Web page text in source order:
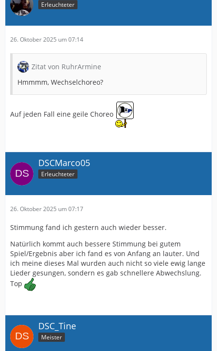
Erleuchteter
26. Oktober 2025 um 07:14
Zitat von RuhrArmine
Hmmmm, Wechselchoreo?
Auf jeden Fall eine geile Choreo
DSCMarco05
Erleuchteter
26. Oktober 2025 um 07:17
Stimmung fand ich gestern auch wieder besser.
Natürlich kommt auch bessere Stimmung bei gutem
Spiel/Ergebnis aber ich fand es von Anfang an lauter. Und
ich meine dieses Mal wurden auch nicht so viele ewig lange
Lieder gesungen, sondern es gab schnellere Abwechslung.
Top
DSC_Tine
Meister